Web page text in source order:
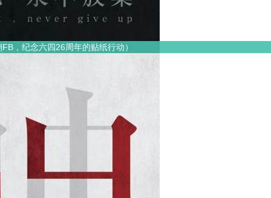
，纪念六四26周年的贴纸行动）